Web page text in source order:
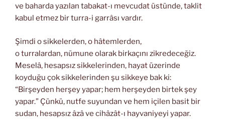
ve baharda yazılan tabakat-ı mevcudat üstünde, taklit
kabul etmez bir turra-i garrâsı vardır.
Şimdi o sikkelerden, o hâtemlerden,
o turralardan, nümune olarak birkaçını zikredeceğiz.
Meselâ, hesapsız sikkelerinden, hayat üzerinde
koyduğu çok sikkelerinden şu sikkeye bak ki:
“Birşeyden herşey yapar; hem herşeyden birtek şey
yapar.” Çünkü, nutfe suyundan ve hem içilen basit bir
sudan, hesapsız âzâ ve cihâzât-ı hayvaniyeyi yapar.